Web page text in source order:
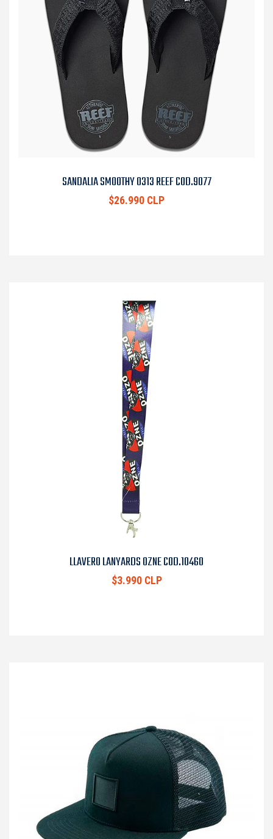
SANDALIA SMOOTHY 0313 REEF COD.9077
$26.990 CLP
LLAVERO LANYARDS OZNE COD.10460
$3.990 CLP